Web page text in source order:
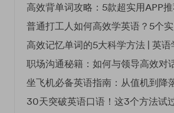
高效背单词攻略：5款超实用APP
高效记忆单词的5大科学方法 | 英
坐飞机必备英语指南：从值机到降
30天突破英语口语！这3个方法试